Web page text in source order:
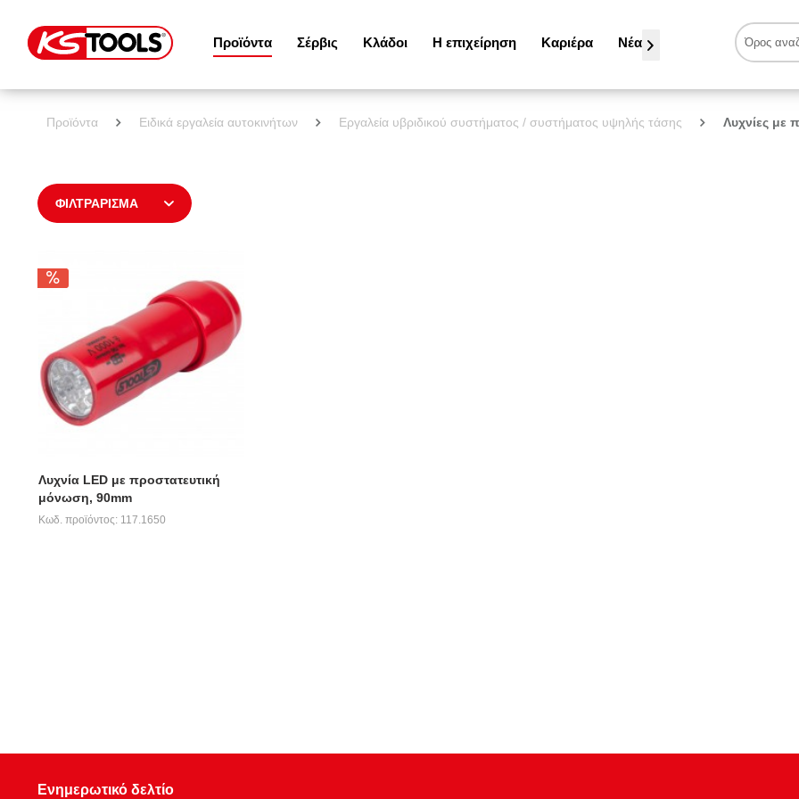
Προϊόντα Σέρβις Κλάδοι Η επιχείρηση Καριέρα Νέα 
Προϊόντα Ειδικά εργαλεία αυτοκινήτων Εργαλεία υβριδικού συστήματος / συστήματος υψηλής τάσης Λυχνίες με
ΦΙΛΤΡΆΡΙΣΜΑ
Λυχνία LED με προστατευτική
μόνωση, 90mm
Κωδ. προϊόντος: 117.1650
Ενημερωτικό δελτίο